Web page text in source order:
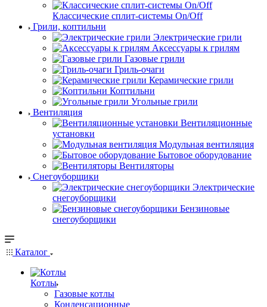
Классические сплит-системы On/Off
Грили, коптильни
Электрические грили
Аксессуары к грилям
Газовые грили
Гриль-очаги
Керамические грили
Коптильни
Угольные грили
Вентиляция
Вентиляционные
установки
Модульная вентиляция
Бытовое оборудование
Вентиляторы
Снегоуборщики
Электрические
снегоуборщики
Бензиновые
снегоуборщики
Каталог
Котлы
Газовые котлы
Конденсационные